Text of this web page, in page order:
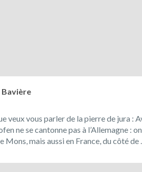
Bavière
veux vous parler de la pierre de jura :
ne se cantonne pas à l’Allemagne :
Mons, mais aussi en France, du côté de